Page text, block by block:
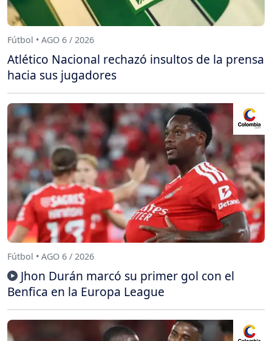
Fútbol • AGO 6 / 2026
Atlético Nacional rechazó insultos de la prensa
hacia sus jugadores
Fútbol • AGO 6 / 2026
Jhon Durán marcó su primer gol con el
Benfica en la Europa League